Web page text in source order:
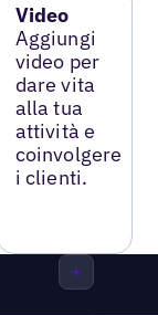
Video
Aggiungi
video per
dare vita
alla tua
attività e
coinvolgere
i clienti.